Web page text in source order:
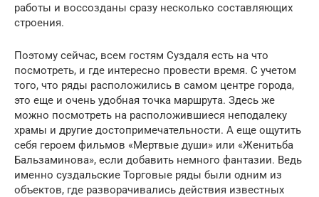
работы и воссозданы сразу несколько составляющих
строения.
Поэтому сейчас, всем гостям Суздаля есть на что
посмотреть, и где интересно провести время. С учетом
того, что ряды расположились в самом центре города,
это еще и очень удобная точка маршрута. Здесь же
можно посмотреть на расположившиеся неподалеку
храмы и другие достопримечательности. А еще ощутить
себя героем фильмов «Мертвые души» или «Женитьба
Бальзаминова», если добавить немного фантазии. Ведь
именно суздальские Торговые ряды были одним из
объектов, где разворачивались действия известных